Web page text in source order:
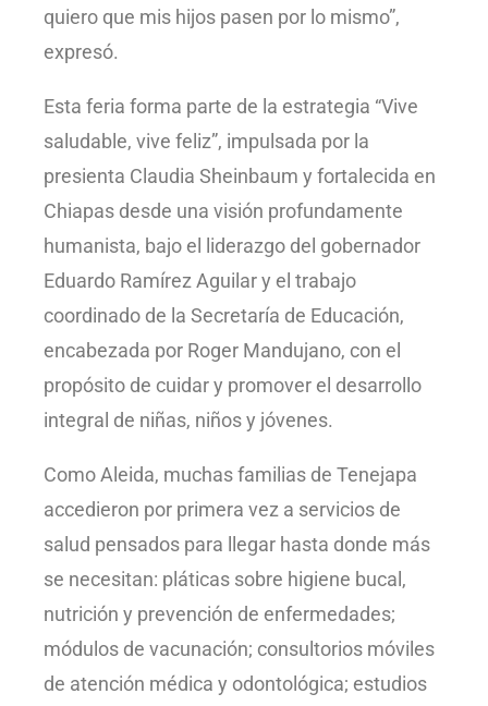
quiero que mis hijos pasen por lo mismo”,
expresó.
Esta feria forma parte de la estrategia “Vive
saludable, vive feliz”, impulsada por la
presienta Claudia Sheinbaum y fortalecida en
Chiapas desde una visión profundamente
humanista, bajo el liderazgo del gobernador
Eduardo Ramírez Aguilar y el trabajo
coordinado de la Secretaría de Educación,
encabezada por Roger Mandujano, con el
propósito de cuidar y promover el desarrollo
integral de niñas, niños y jóvenes.
Como Aleida, muchas familias de Tenejapa
accedieron por primera vez a servicios de
salud pensados para llegar hasta donde más
se necesitan: pláticas sobre higiene bucal,
nutrición y prevención de enfermedades;
módulos de vacunación; consultorios móviles
de atención médica y odontológica; estudios